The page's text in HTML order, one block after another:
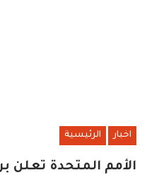
اخبار الرئيسية